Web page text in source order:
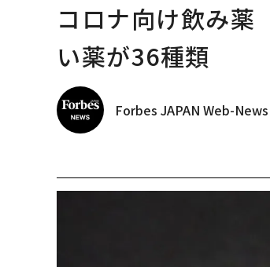
コロナ向け飲み薬
い薬が36種類
Forbes JAPAN Web-